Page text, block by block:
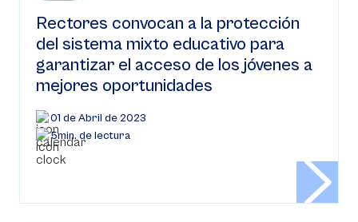
Rectores convocan a la protección
del sistema mixto educativo para
garantizar el acceso de los jóvenes a
mejores oportunidades
01 de Abril de 2023
5min. de lectura